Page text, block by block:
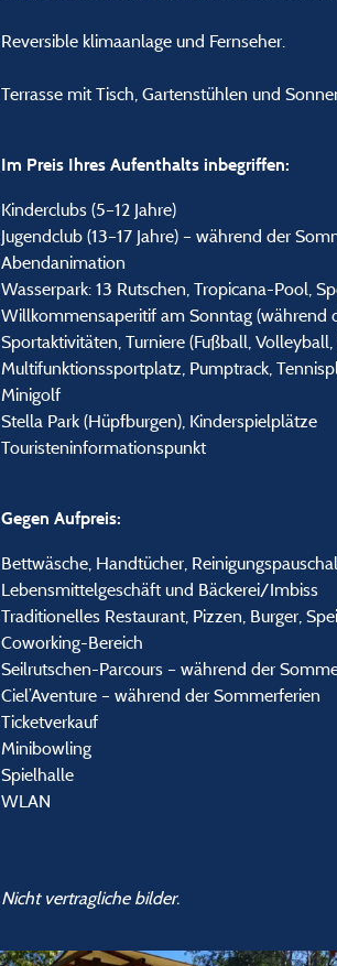
Reversible klimaanlage und Fernseher.
Terrasse mit Tisch, Gartenstühlen und
Im Preis Ihres Aufenthalts inbegriffen:
Kinderclubs (5–12 Jahre)
Jugendclub (13–17 Jahre) – während der
Abendanimation
Wasserpark: 13 Rutschen, Tropicana-Pool,
Willkommensaperitif am Sonntag (während
Sportaktivitäten, Turniere (Fußball,
Multifunktionssportplatz, Pumptrack,
Minigolf
Stella Park (Hüpfburgen), Kinderspielplätze
Touristeninformationspunkt
Gegen Aufpreis:
Bettwäsche, Handtücher,
Lebensmittelgeschäft und Bäckerei/Imbiss
Traditionelles Restaurant, Pizzen, Burger,
Coworking-Bereich
Seilrutschen-Parcours – während der
Ciel’Aventure – während der Sommerferien
Ticketverkauf
Minibowling
Spielhalle
WLAN
Nicht vertragliche bilder.